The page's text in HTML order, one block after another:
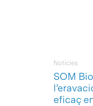
SOM
eficaç
Notícies